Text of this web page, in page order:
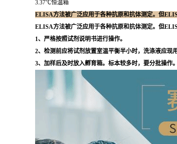
3.37℃恒温箱
ELISA方法被广泛应用于各种抗原和抗体测定。但
ELISA方法被广泛应用于各种抗原和抗体测定。但
1、严格按照试剂说明书进行操作。
2、检测前应将试剂放置室温平衡半小时，洗涤液应
3、加样后及时放入孵育箱。标本较多时，要分批操作